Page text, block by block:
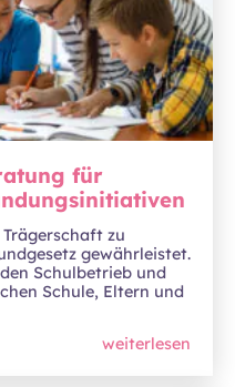
für
zu
gewährleistet.
Schulbetrieb und
Schule, Eltern und
weiterlesen